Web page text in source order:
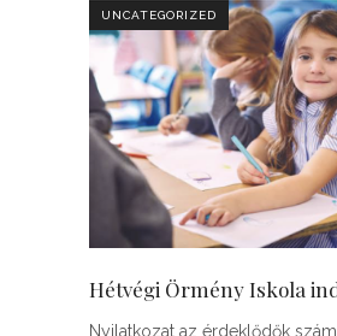
UNCATEGORIZED
Hétvégi Örmény Iskola
Nyilatkozat az érdeklődők